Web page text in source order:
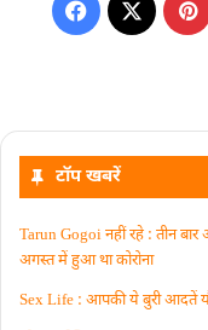
टॉप खबरें
Tarun Gogoi नहीं रहे : तीन
अगस्त में हुआ था कोरोना
Sex Life : आपकी ये बुरी आदतें